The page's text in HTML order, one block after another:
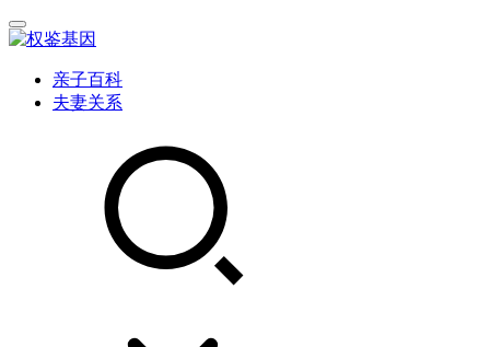
亲子百科
夫妻关系